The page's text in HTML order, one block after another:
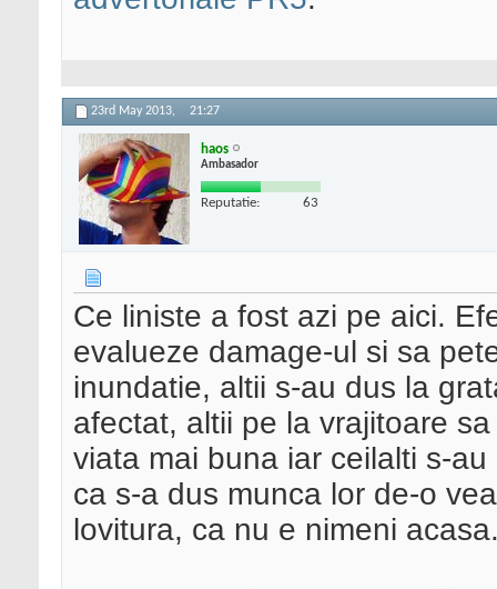
23rd May 2013, 21:27
haos
Ambasador
Reputatie: 63
Ce liniste a fost azi pe aici.
evalueze damage-ul si sa
inundatie, altii s-au dus la
afectat, altii pe la vrajitoare
viata mai buna iar ceilalti s-
ca s-a dus munca lor de-o
lovitura, ca nu e nimeni